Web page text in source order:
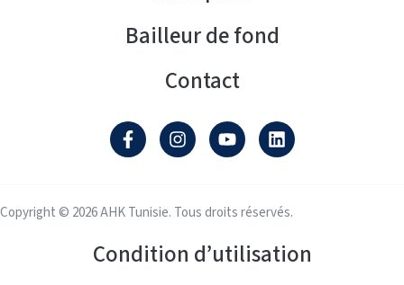
Bailleur de fond
Contact
Copyright © 2026 AHK Tunisie. Tous droits réservés.
Condition d’utilisation